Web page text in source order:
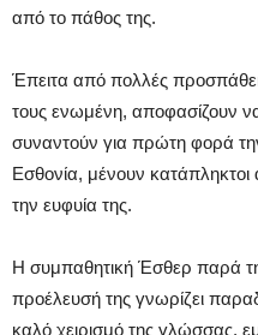
από το πάθος της.
Έπειτα από πολλές
τους ενωμένη, αποφασίζουν
συναντούν για πρώτη φορά
Εσθονία, μένουν κατάπληκτοι
την ευφυία της.
Η συμπαθητική Έσθερ παρά
προέλευσή της γνωρίζει
καλό χειρισμό της γλώσσας,